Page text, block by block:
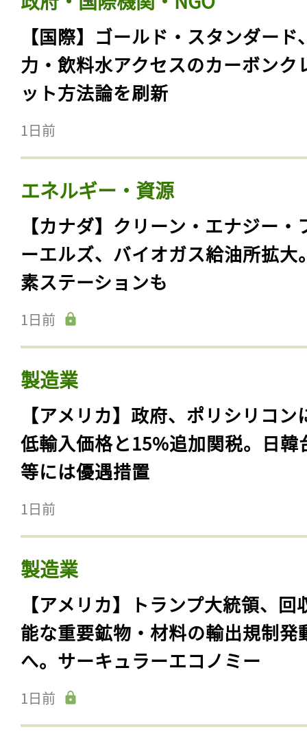
【国際】ゴールド・スタンダード
力・飲料水アクセスのカーボンク
ット方法論を刷新
1日前
エネルギー・資源
【カナダ】クリーン・エナジー・
ーエルズ、バイオガス給油所拡大
素ステーションも
1日前
製造業
【アメリカ】政府、ポリシリコン
低輸入価格と15%追加関税。日韓
等には優遇措置
1日前
製造業
【アメリカ】トランプ大統領、回
能な重要鉱物・材料の輸出規制発
へ。サーキュラーエコノミー
1日前